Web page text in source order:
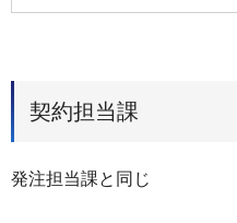
契約担当課
発注担当課と同じ